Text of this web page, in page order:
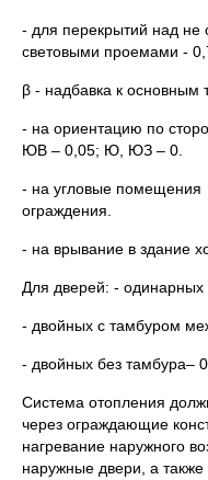
- для перекрытий над
световыми проемами -
β - надбавка к основным
- на ориентацию по
ЮВ – 0,05; Ю, ЮЗ – 0.
- на угловые помещения
ограждения.
- на врывание в здание
Для дверей: -
- двойных с тамбуром
- двойных без тамбура–
Система отопления
через ограждающие
нагревание наружного
наружные двери, а